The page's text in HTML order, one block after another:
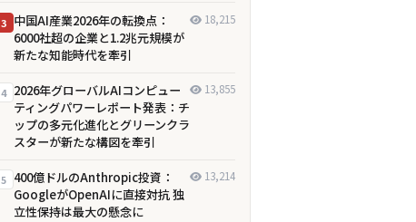
3 中国AI産業2026年の転換点：
6000社超の企業と1.2兆元規模が
新たな知能時代を牽引
18,215
4 2026年グローバルAIコンピュー
ティングパワーレポート発表：チ
ップの多元化進化とグリーンクラ
スターが新たな構図を牽引
13,855
5 400億ドルのAnthropic投資：
GoogleがOpenAIに直接対抗 独
立性保持は最大の懸念に
13,214